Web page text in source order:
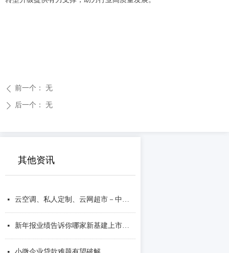
ꄴ 前一个： 无
ꄲ 后一个： 无
其他资讯
넷 云空调、私人定制、云网超市－中国企业的“互联网＋”行动
넷 新年报业绩告诉你哪家新基建上市公司有投资机会